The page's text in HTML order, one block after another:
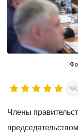
Члены